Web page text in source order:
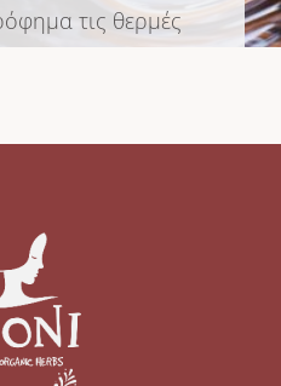
τις θερμές
το έγχυμα.